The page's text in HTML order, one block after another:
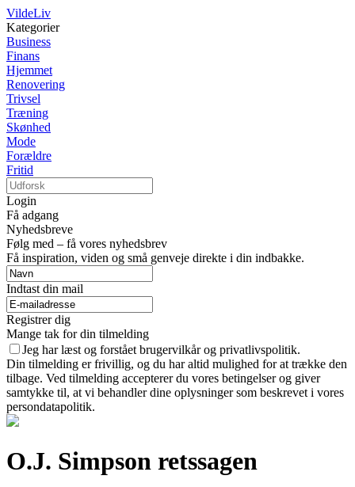
VildeLiv
Kategorier
Business
Finans
Hjemmet
Renovering
Trivsel
Træning
Skønhed
Mode
Forældre
Fritid
Login
Få adgang
Nyhedsbreve
Følg med – få vores nyhedsbrev
Få inspiration, viden og små genveje direkte i din indbakke.
Indtast din mail
Registrer dig
Mange tak for din tilmelding
Jeg har læst og forstået brugervilkår og privatlivspolitik.
Din tilmelding er frivillig, og du har altid mulighed for at trække den
tilbage. Ved tilmelding accepterer du vores betingelser og giver
samtykke til, at vi behandler dine oplysninger som beskrevet i vores
persondatapolitik.
O.J. Simpson retssagen